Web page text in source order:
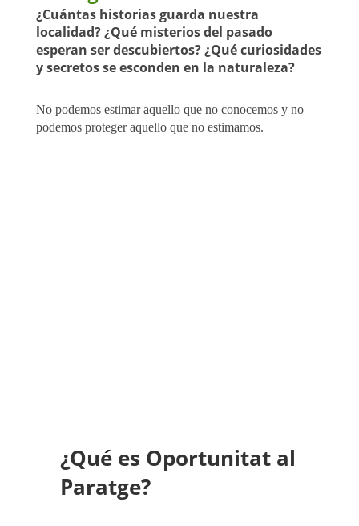
¿Cuántas historias guarda nuestra
localidad? ¿Qué misterios del pasado
esperan ser descubiertos? ¿Qué curiosidades
y secretos se esconden en la naturaleza?
No podemos estimar aquello que no conocemos y no
podemos proteger aquello que no estimamos.
¿Qué es Oportunitat al
Paratge?